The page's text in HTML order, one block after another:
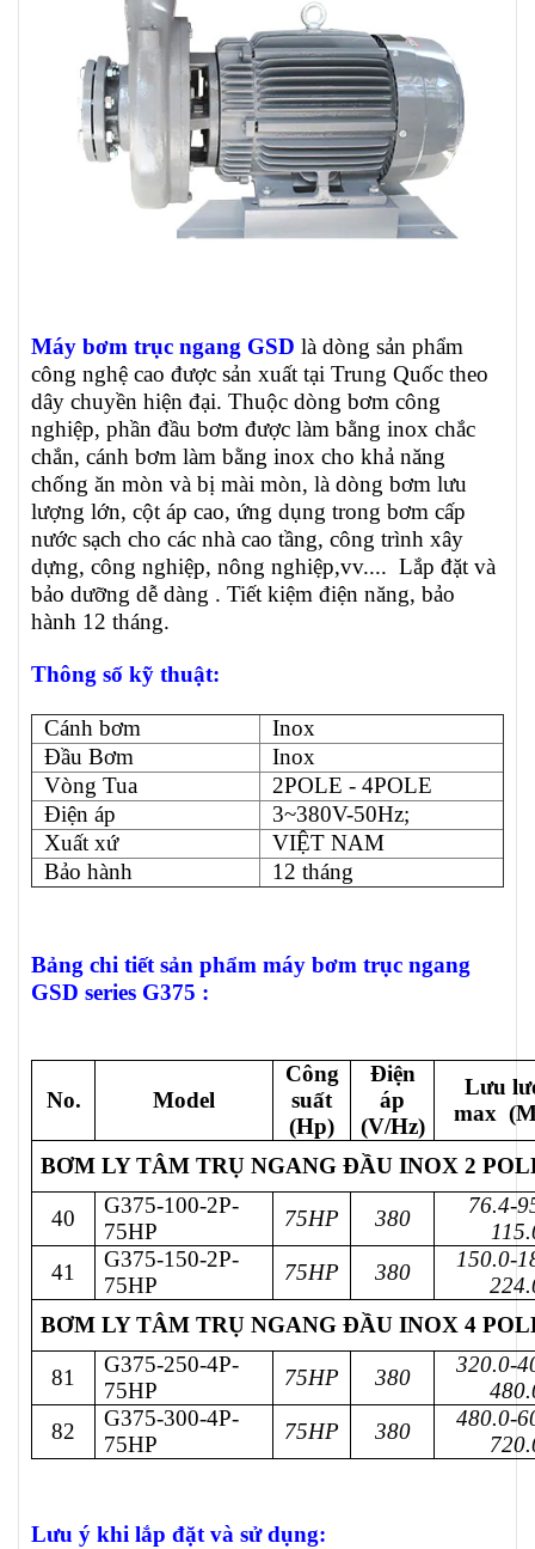
Máy bơm trục ngang GSD là dòng sản phẩm
công nghệ cao được sản xuất tại Trung Quốc theo
dây chuyền hiện đại. Thuộc dòng bơm công
nghiệp, phần đầu bơm được làm bằng inox chắc
chắn, cánh bơm làm bằng inox cho khả năng
chống ăn mòn và bị mài mòn, là dòng bơm lưu
lượng lớn, cột áp cao, ứng dụng trong bơm cấp
nước sạch cho các nhà cao tầng, công trình xây
dựng, công nghiệp, nông nghiệp,vv.... Lắp đặt và
bảo dưỡng dễ dàng . Tiết kiệm điện năng, bảo
hành 12 tháng.
Thông số kỹ thuật:
Cánh bơm
Inox
Đầu Bơm
Inox
Vòng Tua
2POLE - 4POLE
Điện áp
3~380V-50Hz;
Xuất xứ
VIỆT NAM
Bảo hành
12 tháng
Bảng chi tiết sản phẩm máy bơm trục ngang
GSD series G375 :
No. Model
Công
suất
(Hp)
Điện
áp
(V/Hz)
Lưu
max
BƠM LY TÂM TRỤ NGANG ĐẦU INOX 2
40
G375-100-2P-
75HP
75HP 380
76.4-
41
G375-150-2P-
75HP
75HP 380
150.0-
BƠM LY TÂM TRỤ NGANG ĐẦU INOX 4
81
G375-250-4P-
75HP
75HP 380
320.0-
82
G375-300-4P-
75HP
75HP 380
480.0-
Lưu ý khi lắp đặt và sử dụng: